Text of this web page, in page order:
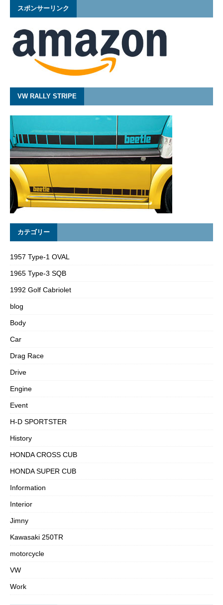
スポンサーリンク
VW RALLY STRIPE
カテゴリー
1957 Type-1 OVAL
1965 Type-3 SQB
1992 Golf Cabriolet
blog
Body
Car
Drag Race
Drive
Engine
Event
H-D SPORTSTER
History
HONDA CROSS CUB
HONDA SUPER CUB
Information
Interior
Jimny
Kawasaki 250TR
motorcycle
VW
Work